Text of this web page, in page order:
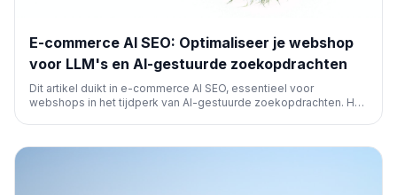
E-commerce AI SEO: Optimaliseer je webshop
voor LLM's en AI-gestuurde zoekopdrachten
Dit artikel duikt in e-commerce AI SEO, essentieel voor
webshops in het tijdperk van AI-gestuurde zoekopdrachten. Het
kunnen initiëren, verder dan traditionele SEO.